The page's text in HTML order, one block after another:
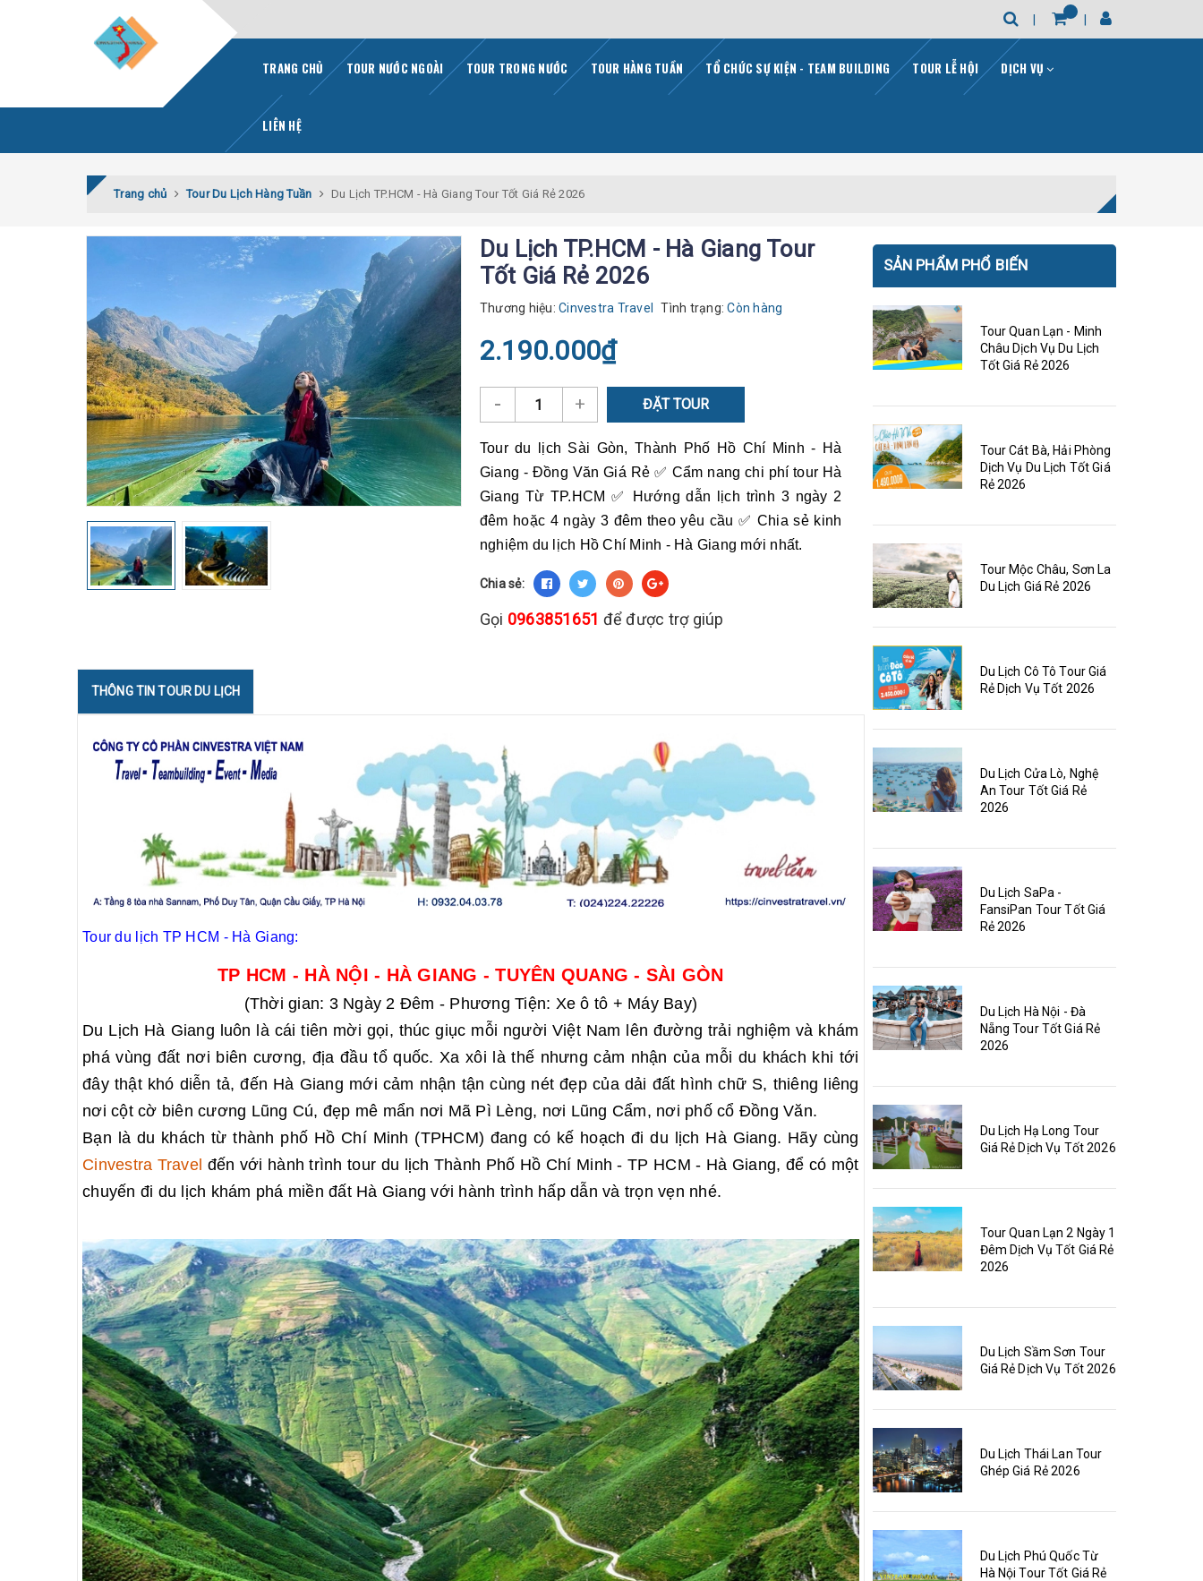
TRANG CHỦ TOUR NƯỚC NGOÀI TOUR TRONG NƯỚC TOUR HÀNG TUẦN TỔ CHỨC SỰ KIỆN - TEAM BUILDING TOUR LỄ HỘI DỊCH VỤ
LIÊN HỆ
Trang chủ Tour Du Lịch Hàng Tuần Du Lịch TP.HCM - Hà Giang Tour Tốt Giá Rẻ 2026
Du Lịch TP.HCM - Hà Giang Tour
Tốt Giá Rẻ 2026
Thương hiệu: Cinvestra Travel Tình trạng:Còn hàng
2.190.000₫
- + ĐẶT TOUR
Tour du lịch Sài Gòn, Thành Phố Hồ Chí Minh - Hà
Giang - Đồng Văn Giá Rẻ ✅ Cẩm nang chi phí tour Hà
Giang Từ TP.HCM ✅ Hướng dẫn lịch trình 3 ngày 2
đêm hoặc 4 ngày 3 đêm theo yêu cầu ✅ Chia sẻ kinh
nghiệm du lịch Hồ Chí Minh - Hà Giang mới nhất.
Chia sẻ:
Gọi 0963851651 để được trợ giúp
THÔNG TIN TOUR DU LỊCH
Tour du lịch TP HCM - Hà Giang:
TP HCM - HÀ NỘI - HÀ GIANG - TUYÊN QUANG - SÀI GÒN
(Thời gian: 3 Ngày 2 Đêm - Phương Tiện: Xe ô tô + Máy Bay)
Du Lịch Hà Giang luôn là cái tiên mời gọi, thúc giục mỗi người Việt Nam lên đường trải nghiệm và khám
phá vùng đất nơi biên cương, địa đầu tổ quốc. Xa xôi là thế nhưng cảm nhận của mỗi du khách khi tới
đây thật khó diễn tả, đến Hà Giang mới cảm nhận tận cùng nét đẹp của dải đất hình chữ S, thiêng liêng
nơi cột cờ biên cương Lũng Cú, đẹp mê mẩn nơi Mã Pì Lèng, nơi Lũng Cẩm, nơi phố cổ Đồng Văn.
Bạn là du khách từ thành phố Hồ Chí Minh (TPHCM) đang có kế hoạch đi du lịch Hà Giang. Hãy cùng
Cinvestra Travel đến với hành trình tour du lịch Thành Phố Hồ Chí Minh - TP HCM - Hà Giang, để có một
chuyến đi du lịch khám phá miền đất Hà Giang với hành trình hấp dẫn và trọn vẹn nhé.
SẢN PHẨM PHỔ BIẾN
Tour Quan Lạn - Minh
Châu Dịch Vụ Du Lịch
Tốt Giá Rẻ 2026
Tour Cát Bà, Hải Phòng
Dịch Vụ Du Lịch Tốt Giá
Rẻ 2026
Tour Mộc Châu, Sơn La
Du Lịch Giá Rẻ 2026
Du Lịch Cô Tô Tour Giá
Rẻ Dịch Vụ Tốt 2026
Du Lịch Cửa Lò, Nghệ
An Tour Tốt Giá Rẻ
2026
Du Lịch SaPa -
FansiPan Tour Tốt Giá
Rẻ 2026
Du Lịch Hà Nội - Đà
Nẵng Tour Tốt Giá Rẻ
2026
Du Lịch Hạ Long Tour
Giá Rẻ Dịch Vụ Tốt 2026
Tour Quan Lạn 2 Ngày 1
Đêm Dịch Vụ Tốt Giá Rẻ
2026
Du Lịch Sầm Sơn Tour
Giá Rẻ Dịch Vụ Tốt 2026
Du Lịch Thái Lan Tour
Ghép Giá Rẻ 2026
Du Lịch Phú Quốc Từ
Hà Nội Tour Tốt Giá Rẻ